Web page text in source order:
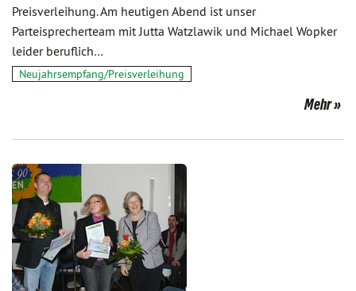
Preisverleihung. Am heutigen Abend ist unser
Parteisprecherteam mit Jutta Watzlawik und Michael Wopker
leider beruflich…
Neujahrsempfang/Preisverleihung
Mehr